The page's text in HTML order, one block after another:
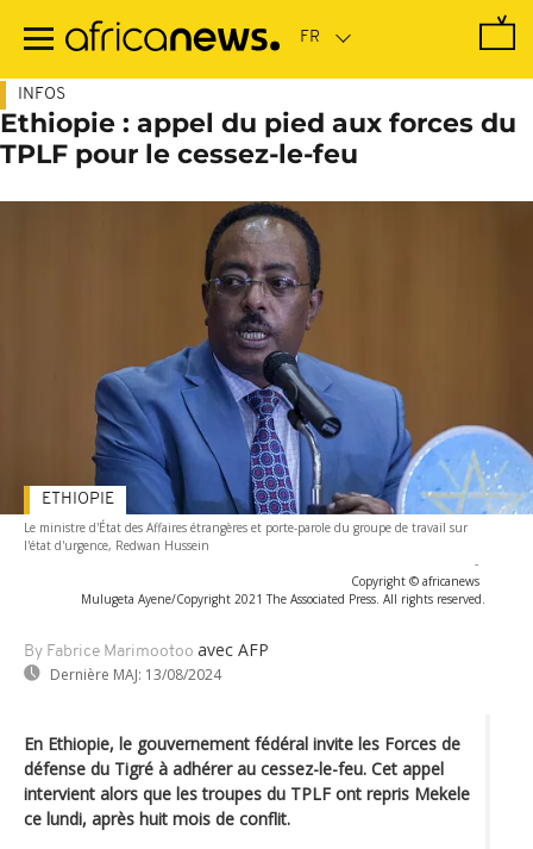
contenu
INFOS
Ethiopie : appel du pied aux forces du
TPLF pour le cessez-le-feu
Le ministre d'État des Affaires étrangères et porte-parole du groupe de travail sur
l'état d'urgence, Redwan Hussein
-
Copyright © africanews
Mulugeta Ayene/Copyright 2021 The Associated Press. All rights reserved.
By Fabrice Marimootoo avec AFP
Dernière MAJ: 13/08/2024
ETHIOPIE
En Ethiopie, le gouvernement fédéral invite les Forces de
défense du Tigré à adhérer au cessez-le-feu. Cet appel
intervient alors que les troupes du TPLF ont repris Mekele
ce lundi, après huit mois de conflit.